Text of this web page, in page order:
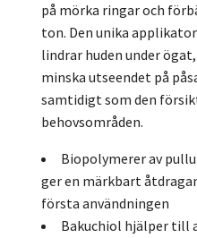
på mörka ringar och
ton. Den unika
lindrar huden under
minska utseendet på
samtidigt som den
behovsområden.
Biopolymerer av
ger en märkbart
första användningen
Bakuchiol hjälper till